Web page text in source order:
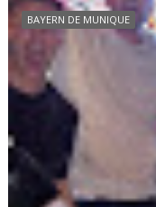
BAYERN DE MUNIQUE